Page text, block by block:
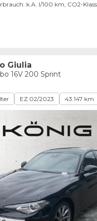
k.A. l/100 km, CO2-
Giulia
16V 200 Sprint
EZ 02/2023 43.147 km